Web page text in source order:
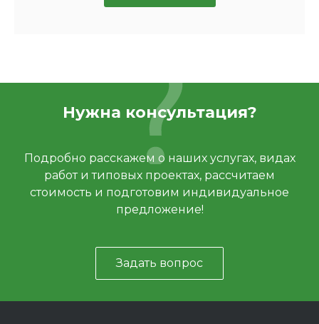
Нужна консультация?
Подробно расскажем о наших услугах, видах
работ и типовых проектах, рассчитаем
стоимость и подготовим индивидуальное
предложение!
Задать вопрос